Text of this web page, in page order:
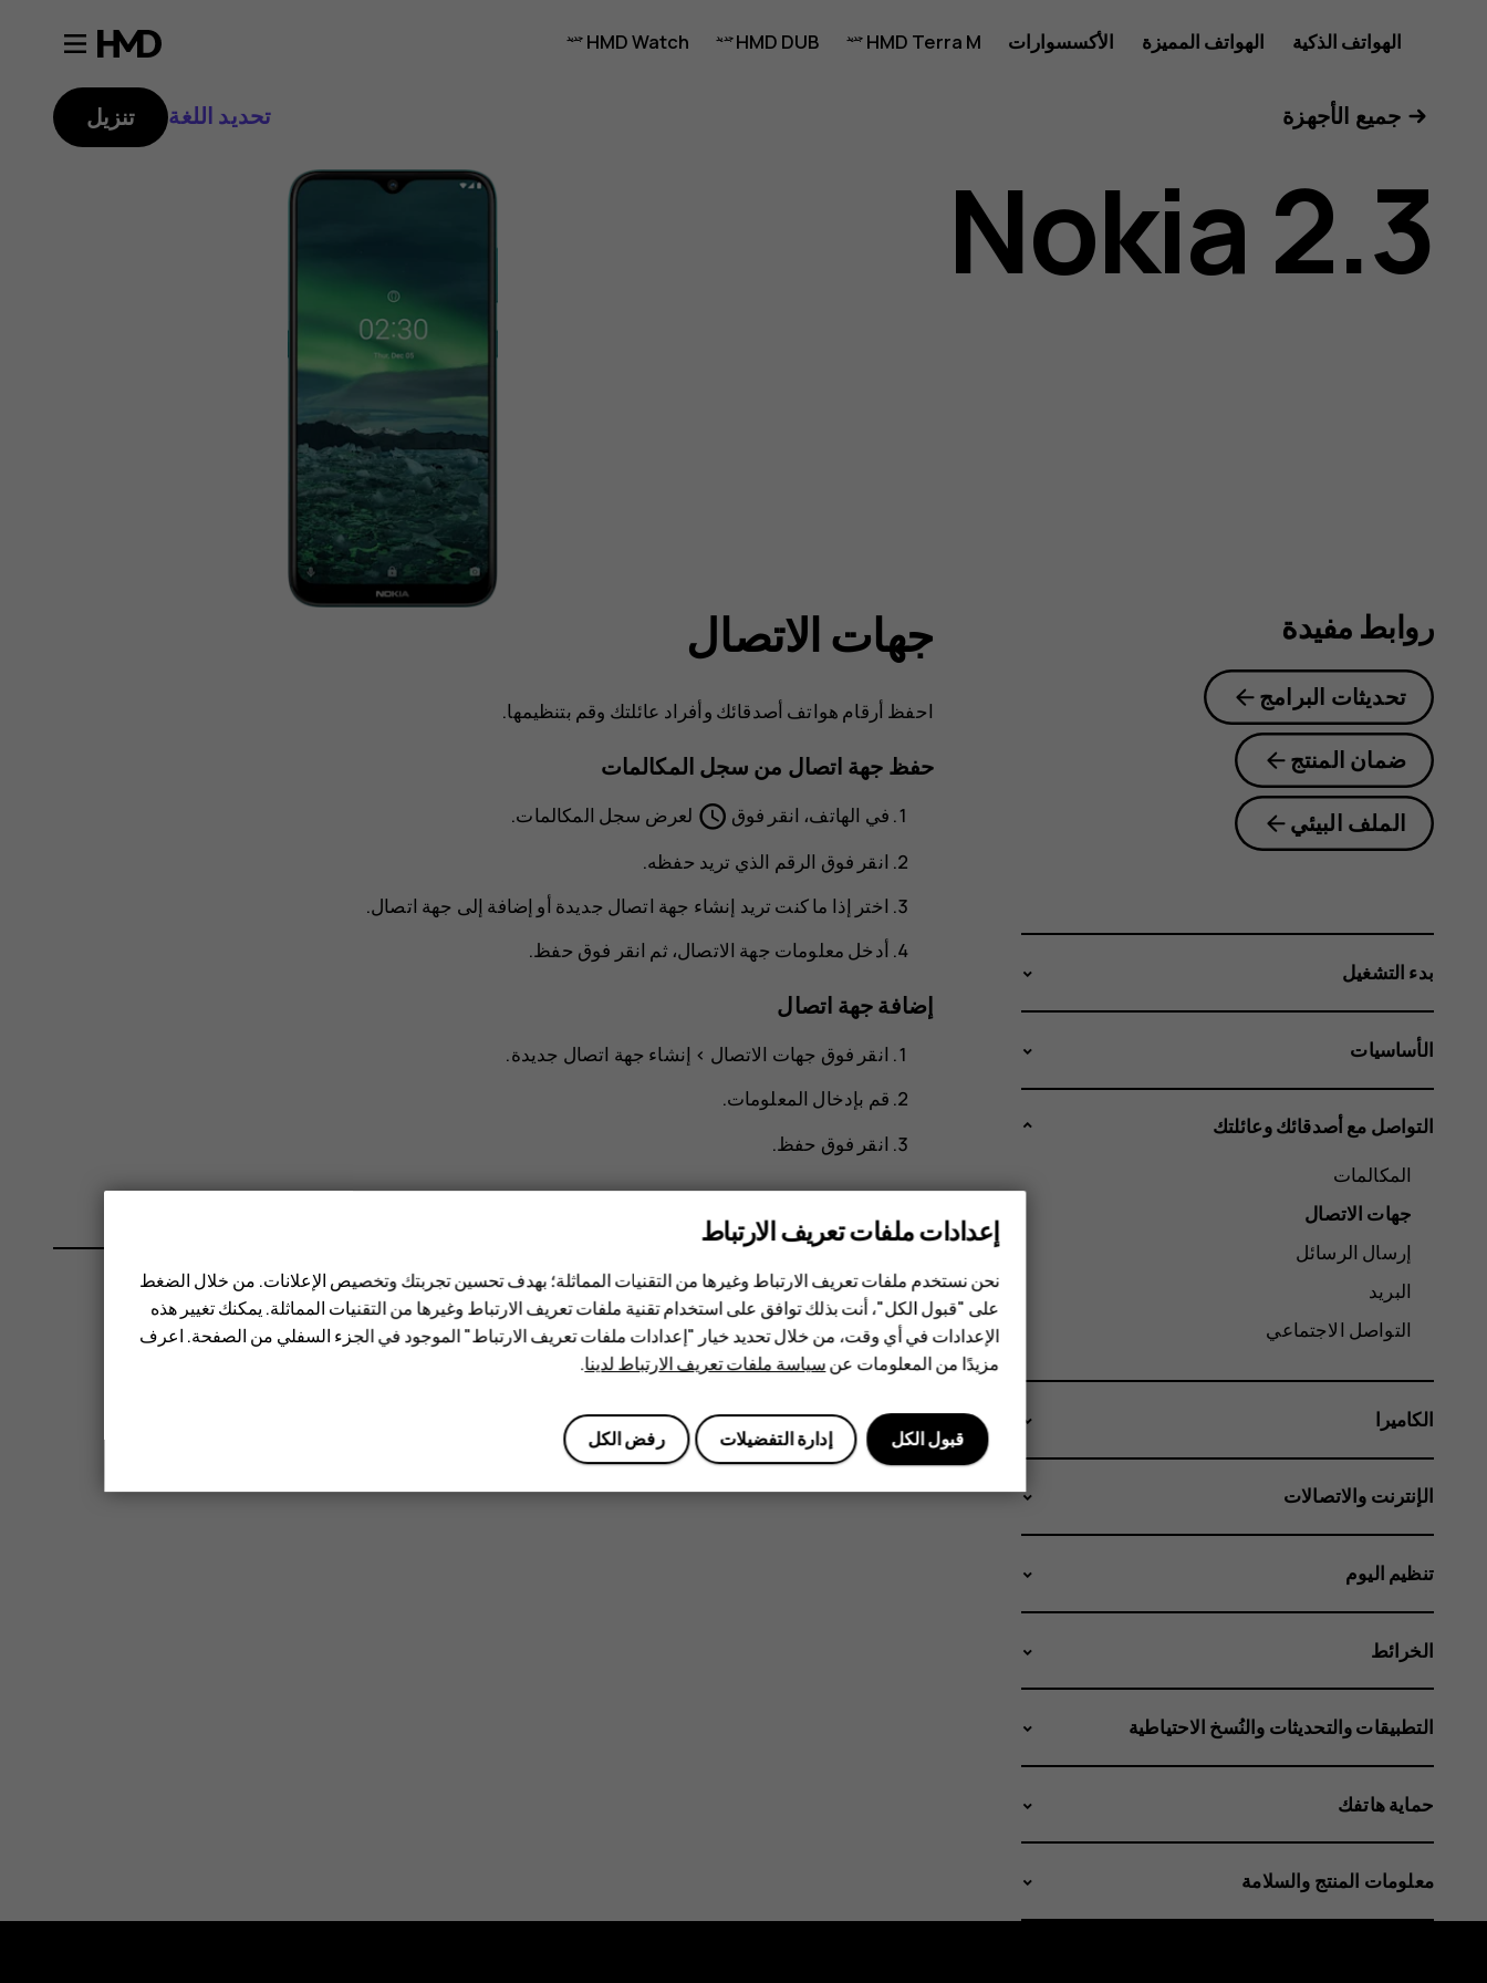
دليل
مستخدم
هاتف
الهواتف الذكية الهواتف المميزة الأكسسوارات HMD Terra M
HMD DUB
HMD Watch
جميع الأجهزة تحديد اللغة تنزيل
Nokia 2.3
جهات الاتصال
احفظ أرقام هواتف أصدقائك وأفراد عائلتك وقم بتنظيمها.
حفظ جهة اتصال من سجل المكالمات
في الهاتف، انقر فوق schedule لعرض سجل المكالمات.
انقر فوق الرقم الذي تريد حفظه.
اختر إذا ما كنت تريد إنشاء جهة اتصال جديدة أو إضافة إلى جهة اتصال.
أدخل معلومات جهة الاتصال، ثم انقر فوق حفظ.
إضافة جهة اتصال
انقر فوق جهات الاتصال > إنشاء جهة اتصال جديدة.
قم بإدخال المعلومات.
انقر فوق حفظ.
هل وجدت هذه المعلومات مفيدة؟
روابط مفيدة
تحديثات البرامج
ضمان المنتج
الملف البيئي
بدء التشغيل
الأساسيات
التواصل مع أصدقائك وعائلتك
المكالمات
جهات الاتصال
إرسال الرسائل
البريد
التواصل الاجتماعي
الكاميرا
الإنترنت والاتصالات
تنظيم اليوم
الخرائط
التطبيقات والتحديثات والنُسخ الاحتياطية
حماية هاتفك
معلومات المنتج والسلامة
إعدادات ملفات تعريف الارتباط
نحن نستخدم ملفات تعريف الارتباط وغيرها من التقنيات المماثلة؛ بهدف تحسين تجربتك وتخصيص الإعلانات. من خلال الضغط
على "قبول الكل"، أنت بذلك توافق على استخدام تقنية ملفات تعريف الارتباط وغيرها من التقنيات المماثلة. يمكنك تغيير هذه
الإعدادات في أي وقت، من خلال تحديد خيار "إعدادات ملفات تعريف الارتباط" الموجود في الجزء السفلي من الصفحة. اعرف
مزيدًا من المعلومات عنسياسة ملفات تعريف الارتباط لدينا.
رفض الكل إدارة التفضيلات قبول الكل